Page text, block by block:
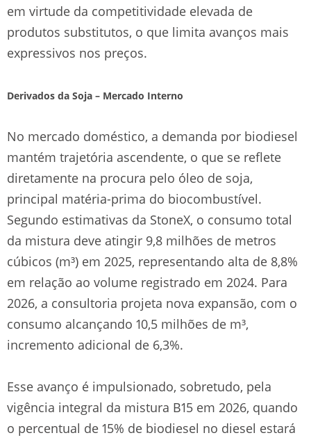
em virtude da competitividade elevada de
produtos substitutos, o que limita avanços mais
expressivos nos preços.
Derivados da Soja – Mercado Interno
No mercado doméstico, a demanda por biodiesel
mantém trajetória ascendente, o que se reflete
diretamente na procura pelo óleo de soja,
principal matéria-prima do biocombustível.
Segundo estimativas da StoneX, o consumo total
da mistura deve atingir 9,8 milhões de metros
cúbicos (m³) em 2025, representando alta de 8,8%
em relação ao volume registrado em 2024. Para
2026, a consultoria projeta nova expansão, com o
consumo alcançando 10,5 milhões de m³,
incremento adicional de 6,3%.
Esse avanço é impulsionado, sobretudo, pela
vigência integral da mistura B15 em 2026, quando
o percentual de 15% de biodiesel no diesel estará